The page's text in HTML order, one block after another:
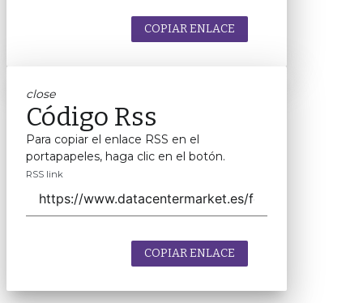
COPIAR ENLACE
close
Código Rss
Para copiar el enlace RSS en el
portapapeles, haga clic en el botón.
RSS link
COPIAR ENLACE